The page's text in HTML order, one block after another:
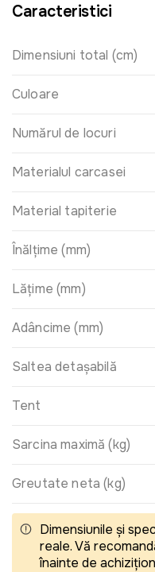
Caracteristici
Dimensiuni total (cm)
Culoare
Numărul de locuri
Materialul carcasei
Material tapiterie
Înălţime (mm)
Lăţime (mm)
Adâncime (mm)
Saltea detașabilă
Tent
Sarcina maximă (kg)
Greutate neta (kg)
Dimensiunile și
reale. Vă
înainte de